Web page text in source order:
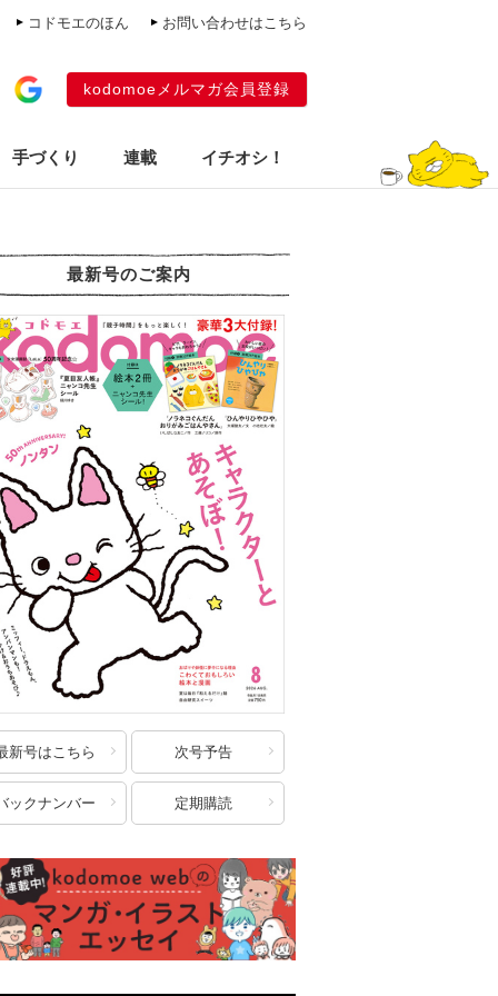
コドモエのほん お問い合わせはこちら
kodomoeメルマガ会員登録
手づくり 連載 イチオシ！
最新号のご案内
新号はこちら 次号予告
ックナンバー 定期購読